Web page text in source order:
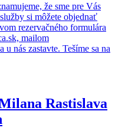
že sme pre Vás
si môžete objednať
rezervačného formulára
mailom
nás zastavte. Tešíme sa na
Rastislava